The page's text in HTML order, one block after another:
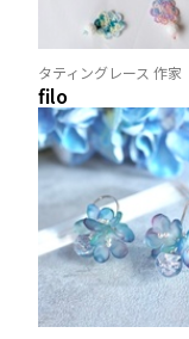
タティングレース 作家
filo